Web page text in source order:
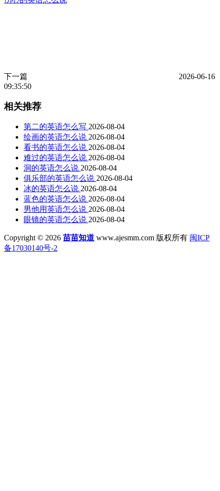
下一篇
2026-06-16
09:35:50
相关推荐
第二的英语怎么写 2026-08-04
绘画的英语怎么说 2026-08-04
看书的英语怎么说 2026-08-04
难过的英语怎么说 2026-08-04
洞的英语怎么说 2026-08-04
俱乐部的英语怎么说 2026-08-04
冰的英语怎么说 2026-08-04
蓝色的英语怎么说 2026-08-04
男他用英语怎么说 2026-08-04
眼镜的英语怎么说 2026-08-04
Copyright © 2026 苗苗知道 www.ajesmm.com 版权所有 闽ICP
备17030140号-2